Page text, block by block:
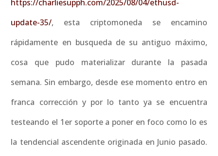
https://charliesupph.com/2025/08/04/ethusd-
update-35/, esta criptomoneda se encamino
rápidamente en busqueda de su antiguo máximo,
cosa que pudo materializar durante la pasada
semana. Sin embargo, desde ese momento entro en
franca corrección y por lo tanto ya se encuentra
testeando el 1er soporte a poner en foco como lo es
la tendencial ascendente originada en Junio pasado.